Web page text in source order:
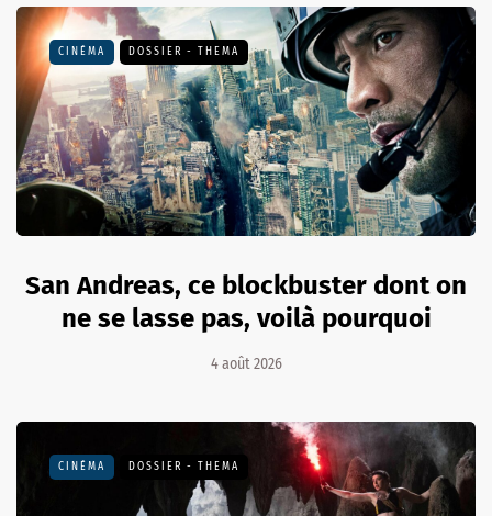
CINÉMA DOSSIER - THEMA
San Andreas, ce blockbuster dont on
ne se lasse pas, voilà pourquoi
4 août 2026
CINÉMA DOSSIER - THEMA